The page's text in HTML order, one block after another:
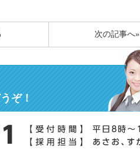
次の記事へ»
ぞ！